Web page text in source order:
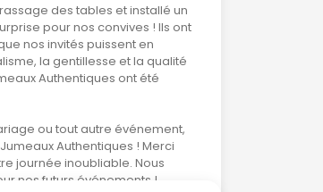
des tables et installé un
pour nos convives ! Ils ont
nos invités puissent en
la gentillesse et la qualité
Authentiques ont été
ou tout autre événement,
Authentiques ! Merci
journée inoubliable. Nous
nos futurs événements !